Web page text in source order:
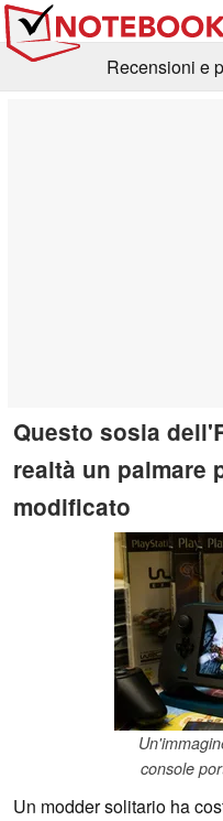
Recensioni e
Questo sosia
realtà un palmare
modificato
console
Un modder solitario ha